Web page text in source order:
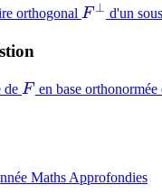
orthogonal F^{\perp}
F ⊥ d'un
de F
F en base orthonormée
Maths Approfondies